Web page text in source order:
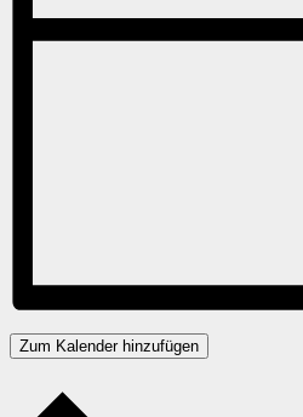
Zum Kalender hinzufügen